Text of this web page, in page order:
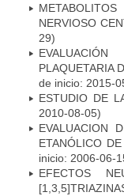
NERVIOSO
29)
PLAQUETARIA
de inicio: 2015-
ESTUDIO DE
2010-08-05)
EVALUACION
ETANÓLICO
inicio: 2006-06-
EFECTOS